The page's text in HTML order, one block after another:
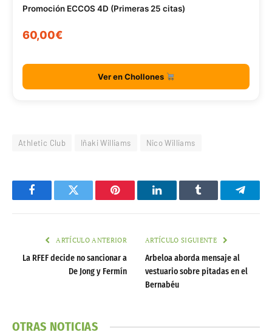
Promoción ECCOS 4D (Primeras 25 citas)
60,00€
Ver en Chollones
Athletic Club Iñaki Williams Nico Williams
FacebookTwitter Pinterest LinkedInTumblr
ARTÍCULO ANTERIOR
La RFEF decide no sancionar a
De Jong y Fermín
ARTÍCULO SIGUIENTE
Arbeloa aborda mensaje al
vestuario sobre pitadas en el
Bernabéu
OTRAS NOTICIAS